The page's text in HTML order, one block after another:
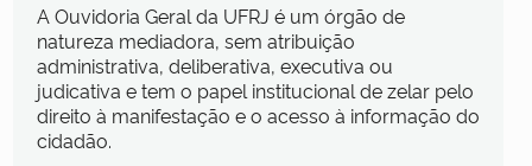
A Ouvidoria Geral da UFRJ é um órgão de
natureza mediadora, sem atribuição
administrativa, deliberativa, executiva ou
judicativa e tem o papel institucional de zelar pelo
direito à manifestação e o acesso à informação do
cidadão.